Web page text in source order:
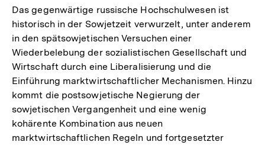
Das gegenwärtige russische Hochschulwesen ist
historisch in der Sowjetzeit verwurzelt, unter anderem
in den spätsowjetischen Versuchen einer
Wiederbelebung der sozialistischen Gesellschaft und
Wirtschaft durch eine Liberalisierung und die
Einführung marktwirtschaftlicher Mechanismen. Hinzu
kommt die postsowjetische Negierung der
sowjetischen Vergangenheit und eine wenig
kohärente Kombination aus neuen
marktwirtschaftlichen Regeln und fortgesetzter